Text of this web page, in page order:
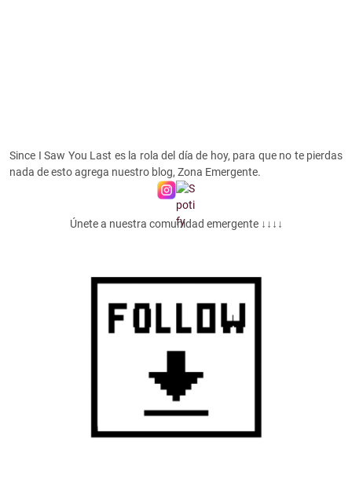
Since I Saw You Last es la rola del día de hoy, para que no te pierdas
nada de esto agrega nuestro blog, Zona Emergente.
Únete a nuestra comunidad emergente ↓↓↓↓